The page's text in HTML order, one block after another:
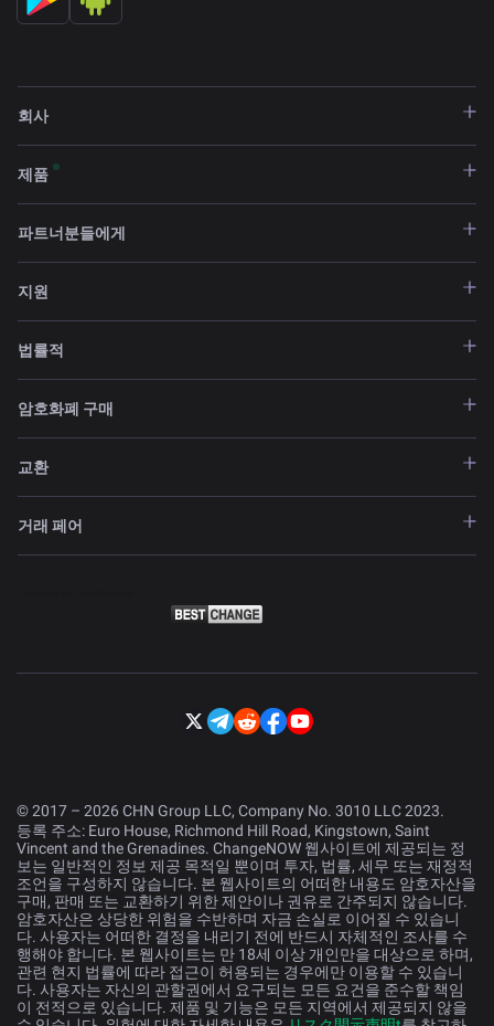
회사
제품
파트너분들에게
지원
법률적
암호화폐 구매
교환
거래 페어
© 2017 – 2026 CHN Group LLC, Company No. 3010 LLC 2023.
등록 주소: Euro House, Richmond Hill Road, Kingstown, Saint
Vincent and the Grenadines. ChangeNOW 웹사이트에 제공되는 정
보는 일반적인 정보 제공 목적일 뿐이며 투자, 법률, 세무 또는 재정적
조언을 구성하지 않습니다. 본 웹사이트의 어떠한 내용도 암호자산을
구매, 판매 또는 교환하기 위한 제안이나 권유로 간주되지 않습니다.
암호자산은 상당한 위험을 수반하며 자금 손실로 이어질 수 있습니
다. 사용자는 어떠한 결정을 내리기 전에 반드시 자체적인 조사를 수
행해야 합니다. 본 웹사이트는 만 18세 이상 개인만을 대상으로 하며,
관련 현지 법률에 따라 접근이 허용되는 경우에만 이용할 수 있습니
다. 사용자는 자신의 관할권에서 요구되는 모든 요건을 준수할 책임
이 전적으로 있습니다. 제품 및 기능은 모든 지역에서 제공되지 않을